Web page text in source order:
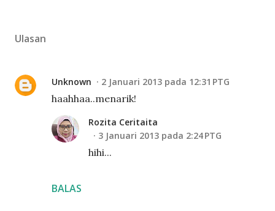
Ulasan
Unknown 2 Januari 2013 pada 12:31 PTG
haahhaa..menarik!
BALAS
Rozita Ceritaita
3 Januari 2013 pada 2:24 PTG
hihi...